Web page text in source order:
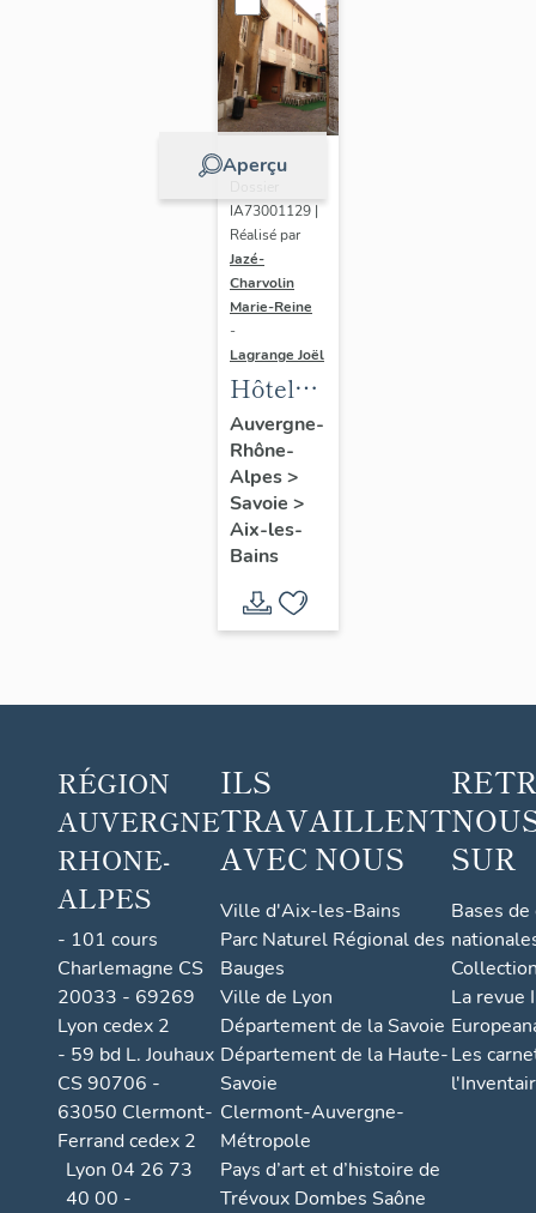
Aperçu
IA73001129 |
Réalisé par
Jazé-
Charvolin
Marie-Reine
-
Lagrange Joël
Hôtel
de
voyageurs,
Hôtel
National
et de
Marseille
puis
Auvergne-
Rhône-
Alpes>
Savoie >
Aix-les-
Bains
RÉGION
AUVERGNE
RHONE-
ALPES
- 101 cours
Charlemagne CS
20033 - 69269
Lyon cedex 2
- 59 bd L. Jouhaux
CS 90706 -
63050 Clermont-
Ferrand cedex 2
Lyon 04 26 73
40 00 -
ILS
TRAVAILLENT
AVEC NOUS
Ville d'Aix-les-Bains
Parc Naturel Régional des
Bauges
Ville de Lyon
Département de la Savoie
Département de la Haute-
Savoie
Clermont-Auvergne-
Métropole
Pays d’art et d’histoire de
Trévoux Dombes Saône
SUR
Bases
La revue
Les